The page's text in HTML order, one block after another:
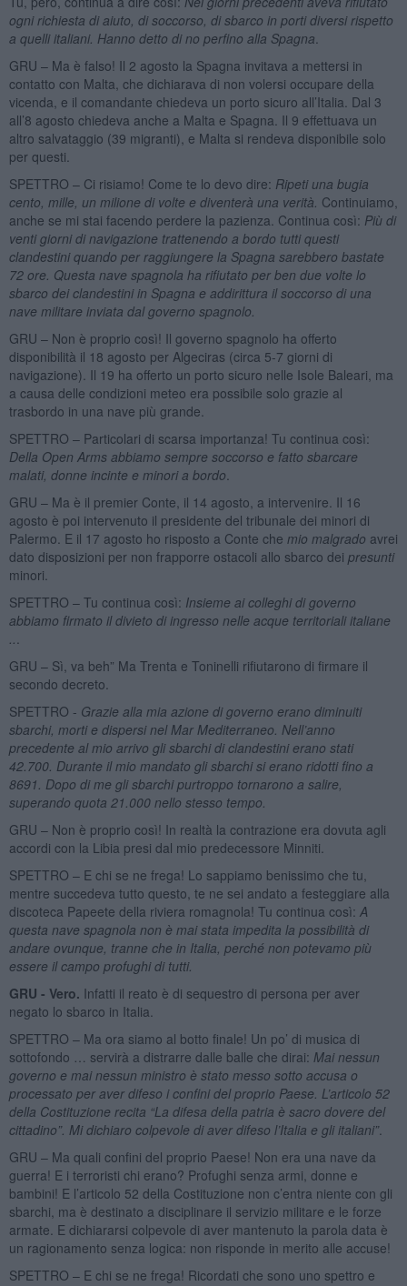
ogni richiesta di aiuto, di soccorso, di sbarco in porti diversi rispetto
a quelli italiani. Hanno detto di no perfino alla Spagna
GRU – Ma è falso! Il 2 agosto la Spagna invitava a mettersi in
contatto con Malta, che dichiarava di non volersi occupare della
vicenda, e il comandante chiedeva un porto sicuro all’Italia. Dal 3
all’8 agosto chiedeva anche a Malta e Spagna. Il 9 effettuava un
altro salvataggio (39 migranti), e Malta si rendeva disponibile solo
per questi.
SPETTRO – Ci risiamo! Come te lo devo dire: Ripeti una bugia
cento, mille, un milione di volte e diventerà una verità. Continuiamo,
anche se mi stai facendo perdere la pazienza. Continua così: Più di
venti giorni di navigazione trattenendo a bordo tutti questi
clandestini quando per raggiungere la Spagna sarebbero bastate
72 ore. Questa nave spagnola ha rifiutato per ben due volte lo
sbarco dei clandestini in Spagna e addirittura il soccorso di una
nave militare inviata dal governo spagnolo.
GRU – Non è proprio così! Il governo spagnolo ha offerto
disponibilità il 18 agosto per Algeciras (circa 5-7 giorni di
navigazione). Il 19 ha offerto un porto sicuro nelle Isole Baleari, ma
a causa delle condizioni meteo era possibile solo grazie al
trasbordo in una nave più grande.
SPETTRO – Particolari di scarsa importanza! Tu continua così:
Della Open Arms abbiamo sempre soccorso e fatto sbarcare
malati, donne incinte e minori a bordo
GRU – Ma è il premier Conte, il 14 agosto, a intervenire. Il 16
agosto è poi intervenuto il presidente del tribunale dei minori di
Palermo. E il 17 agosto ho risposto a Conte che mio malgrado avrei
dato disposizioni per non frapporre ostacoli allo sbarco dei presunti
minori.
SPETTRO – Tu continua così: Insieme ai colleghi di governo
abbiamo firmato il divieto di ingresso nelle acque territoriali italiane
GRU – Sì, va beh” Ma Trenta e Toninelli rifiutarono di firmare il
secondo decreto.
SPETTRO - Grazie alla mia azione di governo erano diminuiti
sbarchi, morti e dispersi nel Mar Mediterraneo. Nell’anno
precedente al mio arrivo gli sbarchi di clandestini erano stati
42.700. Durante il mio mandato gli sbarchi si erano ridotti fino a
8691. Dopo di me gli sbarchi purtroppo tornarono a salire,
superando quota 21.000 nello stesso tempo.
GRU – Non è proprio così! In realtà la contrazione era dovuta agli
accordi con la Libia presi dal mio predecessore Minniti.
SPETTRO – E chi se ne frega! Lo sappiamo benissimo che tu,
mentre succedeva tutto questo, te ne sei andato a festeggiare alla
discoteca Papeete della riviera romagnola! Tu continua così: A
questa nave spagnola non è mai stata impedita la possibilità di
andare ovunque, tranne che in Italia, perché non potevamo più
essere il campo profughi di tutti.
GRU - Vero. Infatti il reato è di sequestro di persona per aver
negato lo sbarco in Italia.
SPETTRO – Ma ora siamo al botto finale! Un po’ di musica di
sottofondo … servirà a distrarre dalle balle che dirai: Mai nessun
governo e mai nessun ministro è stato messo sotto accusa o
processato per aver difeso i confini del proprio Paese. L’articolo 52
della Costituzione recita “La difesa della patria è sacro dovere del
cittadino”. Mi dichiaro colpevole di aver difeso l’Italia e gli italiani”.
GRU – Ma quali confini del proprio Paese! Non era una nave da
guerra! E i terroristi chi erano? Profughi senza armi, donne e
bambini! E l’articolo 52 della Costituzione non c’entra niente con gli
sbarchi, ma è destinato a disciplinare il servizio militare e le forze
armate. E dichiararsi colpevole di aver mantenuto la parola data è
un ragionamento senza logica: non risponde in merito alle accuse!
SPETTRO – E chi se ne frega! Ricordati che sono uno spettro e